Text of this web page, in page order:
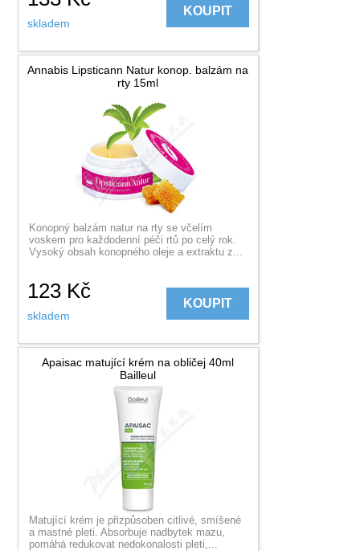
skladem
KOUPIT
Annabis Lipsticann Natur konop. balzám na
rty 15ml
Konopný balzám natur na rty se včelím
voskem pro každodenní péči rtů po celý rok.
Vysoký obsah konopného oleje a extraktu z...
123 Kč
skladem
KOUPIT
Apaisac matující krém na obličej 40ml
Bailleul
Matující krém je přizpůsoben citlivé, smíšené
a mastné pleti. Absorbuje nadbytek mazu,
pomáhá redukovat nedokonalosti pleti,...